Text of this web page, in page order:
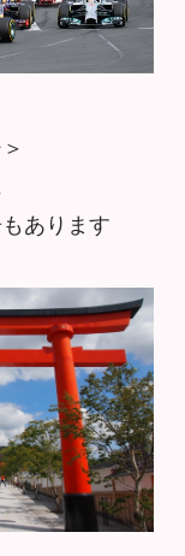
あります